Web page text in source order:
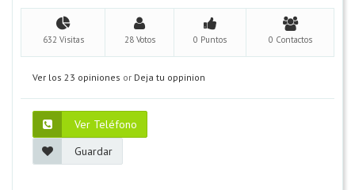
632 Visitas 28 Votos 0 Puntos 0 Contactos
Ver los 23 opiniones or Deja tu oppinion
Ver Teléfono
Guardar